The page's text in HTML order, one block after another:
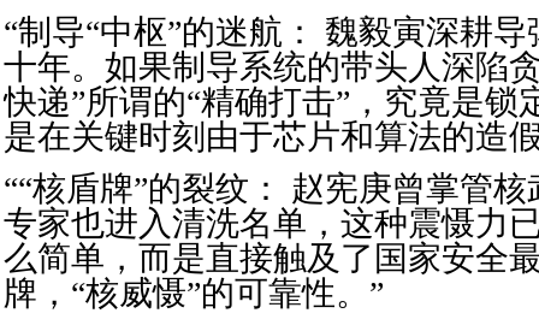
“制导“中枢”的迷航： 魏毅寅深耕
十年。如果制导系统的带头人深陷
快递”所谓的“精确打击”，究竟是锁
是在关键时刻由于芯片和算法的造
““核盾牌”的裂纹： 赵宪庚曾掌管
专家也进入清洗名单，这种震慑力
么简单，而是直接触及了国家安全
牌，“核威慑”的可靠性。”